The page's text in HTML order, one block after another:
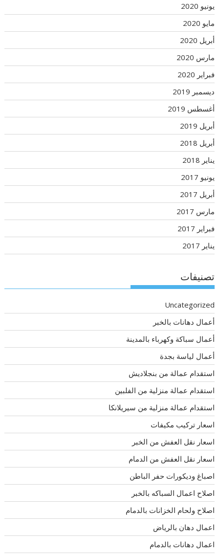
يونيو 2020
مايو 2020
أبريل 2020
مارس 2020
فبراير 2020
ديسمبر 2019
أغسطس 2019
أبريل 2019
أبريل 2018
يناير 2018
يونيو 2017
أبريل 2017
مارس 2017
فبراير 2017
يناير 2017
تصنيفات
Uncategorized
أعمال دهانات بالخبر
أعمال سباكة وكهرباء بالمدينة
أعمال لياسة بجدة
استقدام عمالة من بنجلاديش
استقدام عمالة منزلية من الفلبين
استقدام عمالة منزلية من سيريلانكا
اسعار تركيب مكيفات
اسعار نقل العفش من الخبر
اسعار نقل العفش من الدمام
اصباغ وديكورات حفر الباطن
اصلاح اعمال السباكه بالخبر
اصلاح ولحام الخزانات بالدمام
اعمال دهان بالرياض
اعمال دهانات بالدمام